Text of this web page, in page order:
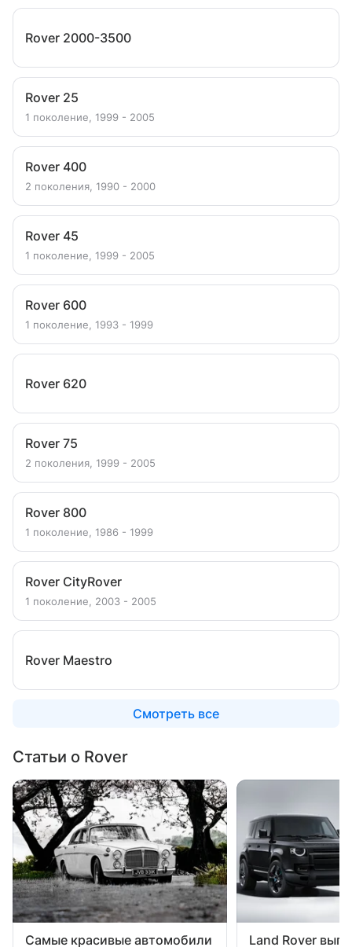
Rover 2000-3500
Rover 25
1 поколение, 1999 - 2005
Rover 400
2 поколения, 1990 - 2000
Rover 45
1 поколение, 1999 - 2005
Rover 600
1 поколение, 1993 - 1999
Rover 620
Rover 75
2 поколения, 1999 - 2005
Rover 800
1 поколение, 1986 - 1999
Rover CityRover
1 поколение, 2003 - 2005
Rover Maestro
Смотреть все
Статьи о Rover
Самые красивые автомобили Land Rover